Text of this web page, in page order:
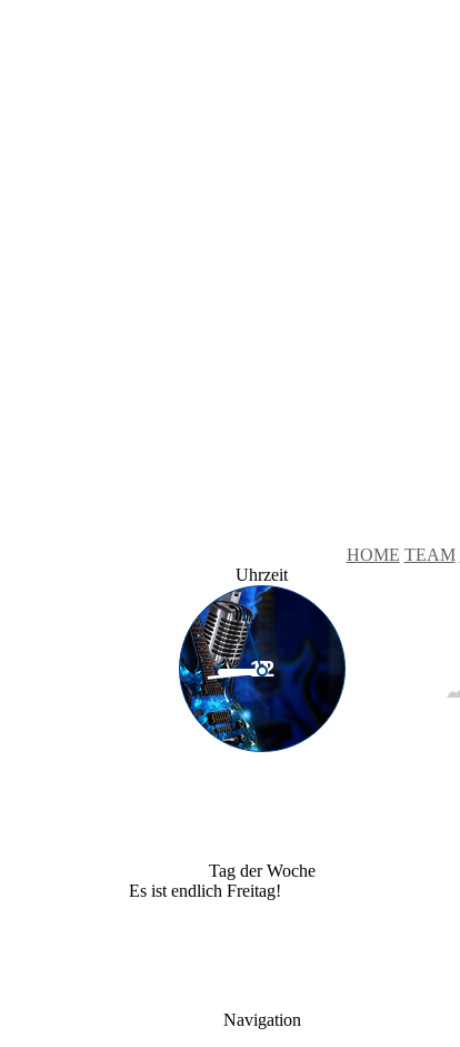
HOME TEAM
Uhrzeit
Tag der Woche
Es ist endlich Freitag!
Navigation